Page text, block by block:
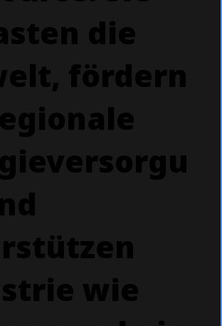
die
fördern
wie